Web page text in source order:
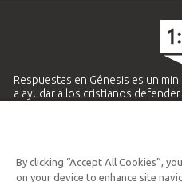
Respuestas en Génesis es un
a ayudar a los cristianos
By clicking “Accept All Cookies”,
on your device to enhance site